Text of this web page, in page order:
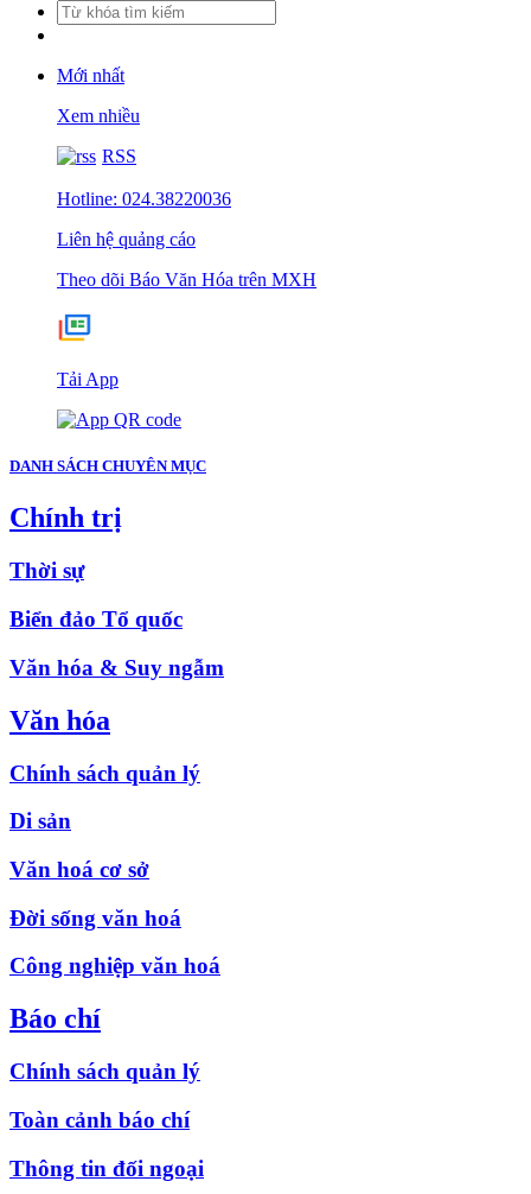
Mới nhất
Xem nhiều
RSS
Hotline: 024.38220036
Liên hệ quảng cáo
Theo dõi Báo Văn Hóa trên MXH
Tải App
DANH SÁCH CHUYÊN MỤC
Chính trị
Thời sự
Biển đảo Tổ quốc
Văn hóa & Suy ngẫm
Văn hóa
Chính sách quản lý
Di sản
Văn hoá cơ sở
Đời sống văn hoá
Công nghiệp văn hoá
Báo chí
Chính sách quản lý
Toàn cảnh báo chí
Thông tin đối ngoại